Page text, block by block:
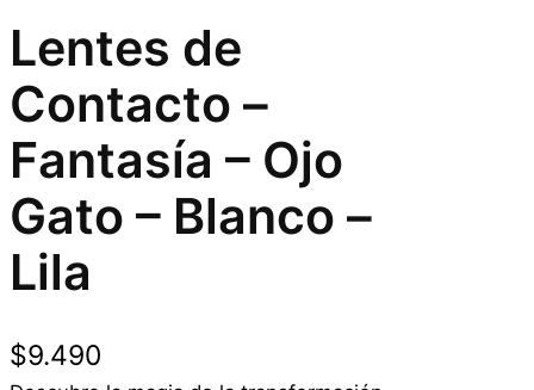
Lentes de
Contacto –
Fantasía – Ojo
Gato – Blanco –
Lila
$9.490